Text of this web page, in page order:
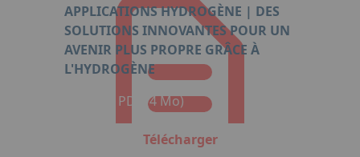
APPLICATIONS HYDROGÈNE | DES
SOLUTIONS INNOVANTES POUR UN
AVENIR PLUS PROPRE GRÂCE À
L'HYDROGÈNE
Format : PDF (4 Mo)
Télécharger